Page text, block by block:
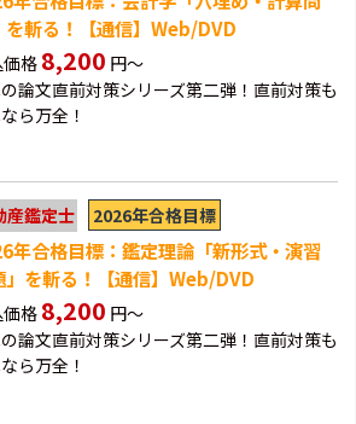
を斬る！【通信】Web/DVD
格 8,200 円～
論文直前対策シリーズ第二弾！直前対策も
ら万全！
産鑑定士 2026年合格目標
年合格目標：鑑定理論「新形式・演習
」を斬る！【通信】Web/DVD
格 8,200 円～
論文直前対策シリーズ第二弾！直前対策も
ら万全！